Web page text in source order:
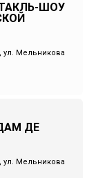
ШОУ
ул. Мельникова
ДЕ
ул. Мельникова